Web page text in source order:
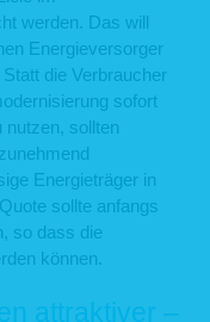
werden. Das will
Energieversorger
die Verbraucher
sofort
nutzen, sollten
Energieträger in
sollte anfangs
so dass die
können.
attraktiver –